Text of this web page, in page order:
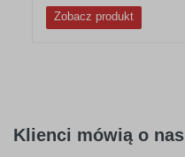
Zobacz produkt
Klienci mówią o nas